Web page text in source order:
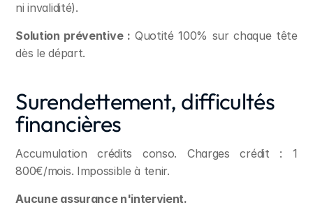
ni invalidité).
Solution préventive : Quotité 100% sur chaque tête
dès le départ.
Surendettement, difficultés
financières
Accumulation crédits conso. Charges crédit : 1
800€/mois. Impossible à tenir.
Aucune assurance n'intervient.